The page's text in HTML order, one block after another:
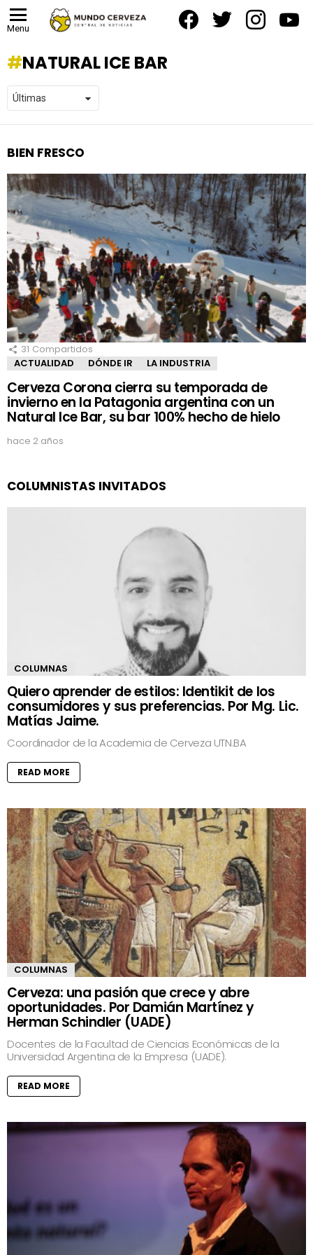
Menu
NATURAL ICE BAR
BIEN FRESCO
31 Compartidos
ACTUALIDAD
DÓNDE IR LA INDUSTRIA
Cerveza Corona cierra su temporada de
invierno en la Patagonia argentina con un
Natural Ice Bar, su bar 100% hecho de hielo
hace 2 años
COLUMNISTAS INVITADOS
COLUMNAS
Quiero aprender de estilos: Identikit de los
consumidores y sus preferencias. Por Mg. Lic.
Matías Jaime.
Coordinador de la Academia de Cerveza UTN.BA
READ MORE
COLUMNAS
Cerveza: una pasión que crece y abre
oportunidades. Por Damián Martínez y
Herman Schindler (UADE)
Docentes de la Facultad de Ciencias Económicas de la
Universidad Argentina de la Empresa (UADE).
READ MORE